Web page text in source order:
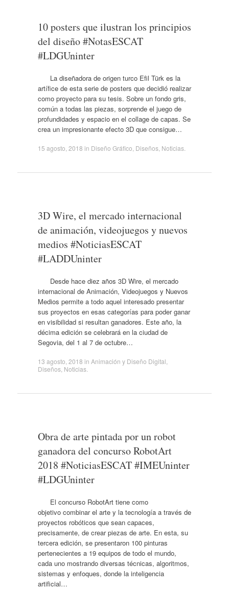
10 posters que ilustran los principios
del diseño #NotasESCAT
#LDGUninter
La diseñadora de origen turco Efil Türk es la
artífice de esta serie de posters que decidió realizar
como proyecto para su tesis. Sobre un fondo gris,
común a todas las piezas, sorprende el juego de
profundidades y espacio en el collage de capas. Se
crea un impresionante efecto 3D que consigue…
15 agosto, 2018 in Diseño Gráfico Diseños, Noticias.
3D Wire, el mercado internacional
de animación, videojuegos y nuevos
medios #NoticiasESCAT
#LADDUninter
Desde hace diez años 3D Wire, el mercado
internacional de Animación, Videojuegos y Nuevos
Medios permite a todo aquel interesado presentar
sus proyectos en esas categorías para poder ganar
en visibilidad si resultan ganadores. Este año, la
décima edición se celebrará en la ciudad de
Segovia, del 1 al 7 de octubre…
13 agosto, 2018 in Animación y Diseño Digital
Diseños, Noticias.
Obra de arte pintada por un robot
ganadora del concurso RobotArt
2018 #NoticiasESCAT #IMEUninter
#LDGUninter
El concurso RobotArt tiene como
objetivo combinar el arte y la tecnología a través de
proyectos robóticos que sean capaces,
precisamente, de crear piezas de arte. En esta, su
tercera edición, se presentaron 100 pinturas
pertenecientes a 19 equipos de todo el mundo,
cada uno mostrando diversas técnicas, algoritmos,
sistemas y enfoques, donde la inteligencia
artificial…